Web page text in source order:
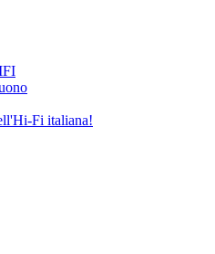
Fi italiana!